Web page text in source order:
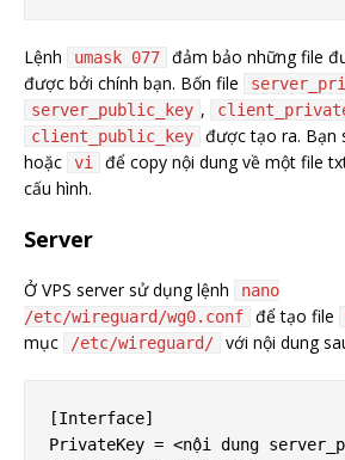
Lệnh umask 077
đảm bảo những file
được bởi chính bạn. Bốn file
server_public_key ,
client_public_key được tạo ra. Bạn
hoặc vi
để copy nội dung về một file
cấu hình.
Server
Ở VPS server sử dụng lệnh
nano
/etc/wireguard/wg0.conf
để tạo file
mục
/etc/wireguard/ với nội dung
[Interface]
PrivateKey = <nội dung